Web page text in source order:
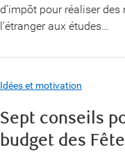
d’impôt pour réaliser
l’étranger aux études…
Idées et motivation
Sept conseils
budget des